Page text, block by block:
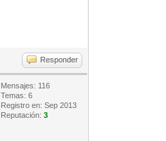
Responder
Mensajes: 116
Temas: 6
Registro en: Sep 2013
Reputación:3